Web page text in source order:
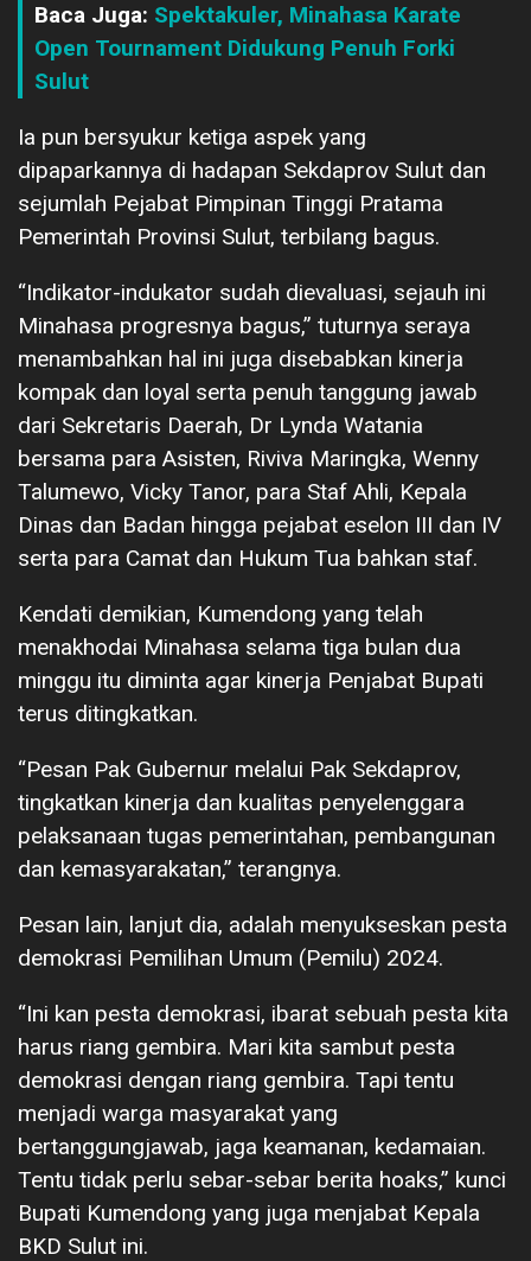
Baca Juga: Spektakuler, Minahasa Karate
Open Tournament Didukung Penuh Forki
Sulut
Ia pun bersyukur ketiga aspek yang
dipaparkannya di hadapan Sekdaprov Sulut dan
sejumlah Pejabat Pimpinan Tinggi Pratama
Pemerintah Provinsi Sulut, terbilang bagus.
“Indikator-indukator sudah dievaluasi, sejauh ini
Minahasa progresnya bagus,” tuturnya seraya
menambahkan hal ini juga disebabkan kinerja
kompak dan loyal serta penuh tanggung jawab
dari Sekretaris Daerah, Dr Lynda Watania
bersama para Asisten, Riviva Maringka, Wenny
Talumewo, Vicky Tanor, para Staf Ahli, Kepala
Dinas dan Badan hingga pejabat eselon III dan IV
serta para Camat dan Hukum Tua bahkan staf.
Kendati demikian, Kumendong yang telah
menakhodai Minahasa selama tiga bulan dua
minggu itu diminta agar kinerja Penjabat Bupati
terus ditingkatkan.
“Pesan Pak Gubernur melalui Pak Sekdaprov,
tingkatkan kinerja dan kualitas penyelenggara
pelaksanaan tugas pemerintahan, pembangunan
dan kemasyarakatan,” terangnya.
Pesan lain, lanjut dia, adalah menyukseskan pesta
demokrasi Pemilihan Umum (Pemilu) 2024.
“Ini kan pesta demokrasi, ibarat sebuah pesta kita
harus riang gembira. Mari kita sambut pesta
demokrasi dengan riang gembira. Tapi tentu
menjadi warga masyarakat yang
bertanggungjawab, jaga keamanan, kedamaian.
Tentu tidak perlu sebar-sebar berita hoaks,” kunci
Bupati Kumendong yang juga menjabat Kepala
BKD Sulut ini.